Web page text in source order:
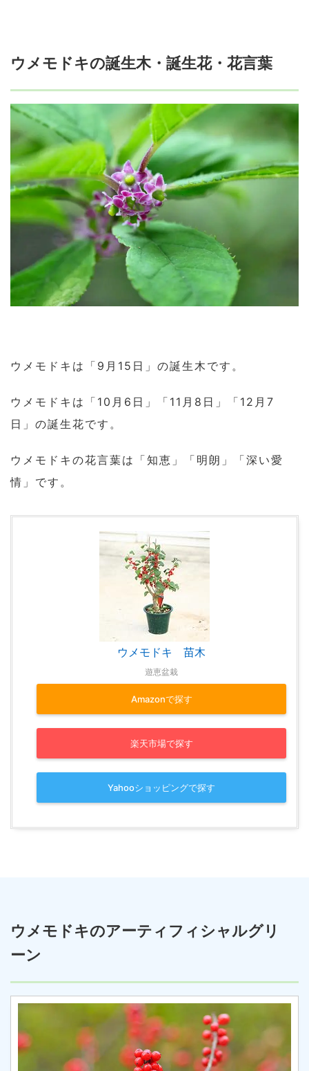
ウメモドキの誕生木・誕生花・花言葉
ウメモドキは「9月15日」の誕生木です。
ウメモドキは「10月6日」「11月8日」「12月7
日」の誕生花です。
ウメモドキの花言葉は「知恵」「明朗」「深い愛
情」です。
ウメモドキ 苗木
遊恵盆栽
Amazonで探す
楽天市場で探す
Yahooショッピングで探す
ウメモドキのアーティフィシャルグリ
ーン